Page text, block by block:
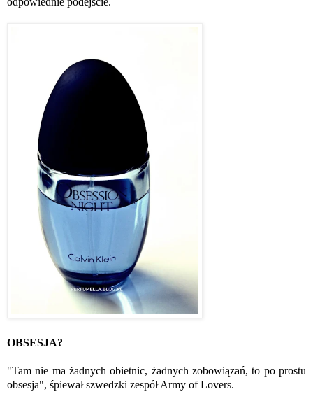
OBSESJA?
"Tam nie ma żadnych obietnic, żadnych zobowiązań, to po prostu
obsesja", śpiewał szwedzki zespół Army of Lovers.